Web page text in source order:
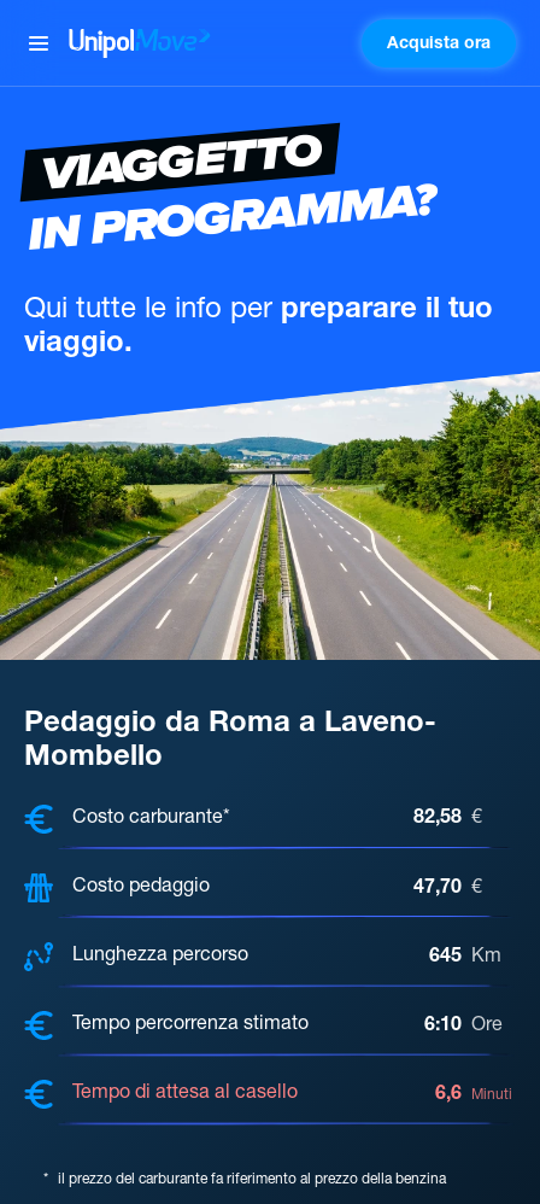
UnipolMove Acquista ora
VIAGGETTO
IN PROGRAMMA?
Qui tutte le info per preparare il tuo
viaggio.
Pedaggio da Roma a Laveno-
Mombello
COSTI, DISTANZA, TEMPO DI
Costo carburante* 82,58 €
Costo pedaggio 47,70 €
Lunghezza percorso 645 Km
Tempo percorrenza stimato 6:10 Ore
Tempo di attesa al casello 6,6 Minuti
* il prezzo del carburante fa riferimento al prezzo della benzina